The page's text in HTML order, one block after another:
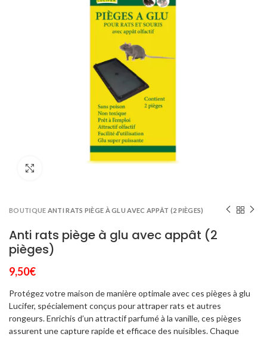
BOUTIQUE ANTI RATS PIÈGE À GLU AVEC APPÂT (2 PIÈGES)
Anti rats piège à glu avec appât (2
pièges)
9,50€
Protégez votre maison de manière optimale avec ces pièges à glu
Lucifer, spécialement conçus pour attraper rats et autres
rongeurs. Enrichis d’un attractif parfumé à la vanille, ces pièges
assurent une capture rapide et efficace des nuisibles. Chaque